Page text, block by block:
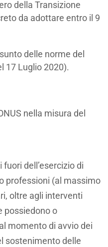
della Transizione
da adottare entro il 9
delle norme del
17 Luglio 2020).
nella misura del
fuori dell’esercizio di
professioni (al massimo
oltre agli interventi
possiedono o
momento di avvio dei
sostenimento delle